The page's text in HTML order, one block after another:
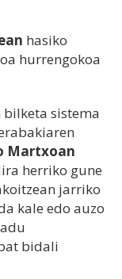
hasiko
hurrengokoa
sistema
Martxoan
herriko gune
jarriko
kale edo auzo
bidali